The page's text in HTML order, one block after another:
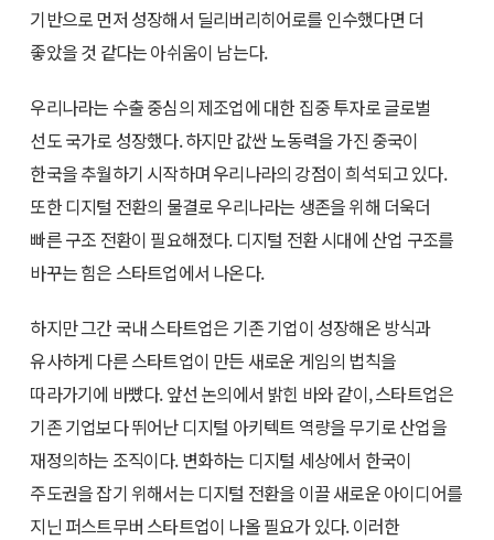
기반으로 먼저 성장해서 딜리버리히어로를 인수했다면 더
좋았을 것 같다는 아쉬움이 남는다.
우리나라는 수출 중심의 제조업에 대한 집중 투자로 글로벌
선도 국가로 성장했다. 하지만 값싼 노동력을 가진 중국이
한국을 추월하기 시작하며 우리나라의 강점이 희석되고 있다.
또한 디지털 전환의 물결로 우리나라는 생존을 위해 더욱더
빠른 구조 전환이 필요해졌다. 디지털 전환 시대에 산업 구조를
바꾸는 힘은 스타트업에서 나온다.
하지만 그간 국내 스타트업은 기존 기업이 성장해온 방식과
유사하게 다른 스타트업이 만든 새로운 게임의 법칙을
따라가기에 바빴다. 앞선 논의에서 밝힌 바와 같이, 스타트업은
기존 기업보다 뛰어난 디지털 아키텍트 역량을 무기로 산업을
재정의하는 조직이다. 변화하는 디지털 세상에서 한국이
주도권을 잡기 위해서는 디지털 전환을 이끌 새로운 아이디어를
지닌 퍼스트무버 스타트업이 나올 필요가 있다. 이러한